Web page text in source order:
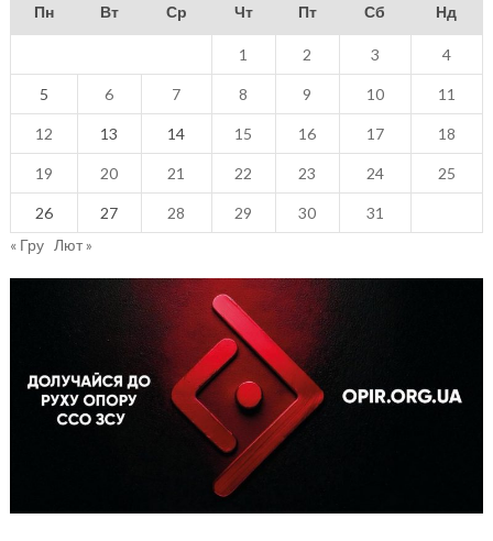
Пн Вт Ср Чт Пт Сб Нд
1 2 3 4
5 6 7 8 9 10 11
12 13 14 15 16 17 18
19 20 21 22 23 24 25
26 27 28 29 30
31
« Гру Лют »